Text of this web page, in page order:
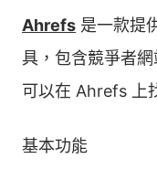
Ahrefs 是一款提
具，包含競爭者
可以在 Ahrefs 上
基本功能